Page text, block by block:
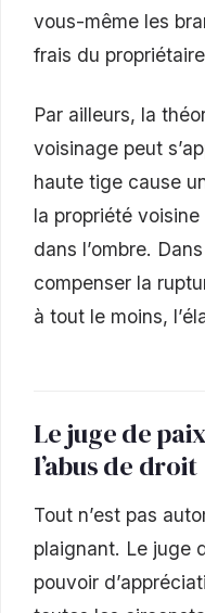
vous-même les
frais du
Par ailleurs, la
voisinage peut
haute tige cause
la propriété
dans l’ombre.
compenser la
à tout le moins,
Le juge de
l’abus de droit
Tout n’est pas
plaignant. Le juge
pouvoir